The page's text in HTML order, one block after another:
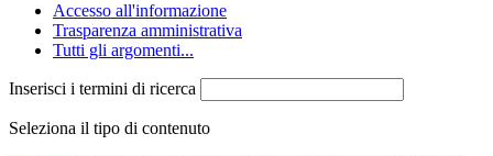
Accesso all'informazione
Trasparenza amministrativa
Tutti gli argomenti...
Inserisci i termini di ricerca
Seleziona il tipo di contenuto